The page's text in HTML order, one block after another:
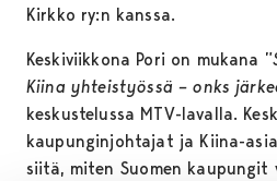
Kirkko ry:n kanssa.
Keskiviikkona Pori on mukana ”
Kiina yhteistyössä – onks
keskustelussa MTV-lavalla.
kaupunginjohtajat ja Kiina-
siitä, miten Suomen kaupungit